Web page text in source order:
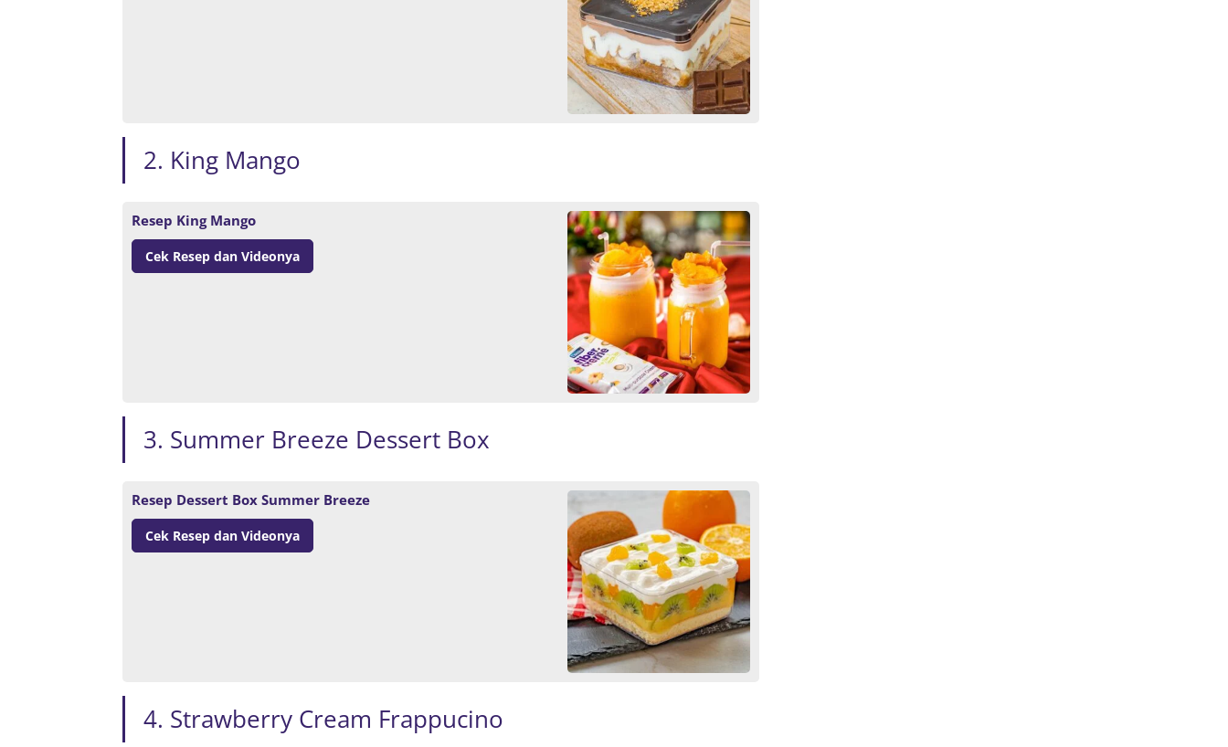
2. King Mango
Resep King Mango
Cek Resep dan Videonya
3. Summer Breeze Dessert Box
Resep Dessert Box Summer Breeze
Cek Resep dan Videonya
4. Strawberry Cream Frappucino